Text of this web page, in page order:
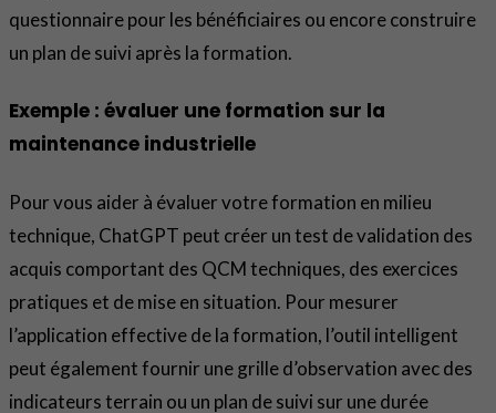
questionnaire pour les bénéficiaires ou encore construire
un plan de suivi après la formation.
Exemple : évaluer une formation sur la
maintenance industrielle
Pour vous aider à évaluer votre formation en milieu
technique, ChatGPT peut créer un test de validation des
acquis comportant des QCM techniques, des exercices
pratiques et de mise en situation. Pour mesurer
l’application effective de la formation, l’outil intelligent
peut également fournir une grille d’observation avec des
indicateurs terrain ou un plan de suivi sur une durée